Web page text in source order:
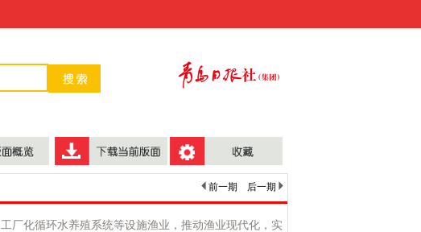
前一期 后一期
厂化循环水养殖系统等设施渔业，推动渔业现代化，实